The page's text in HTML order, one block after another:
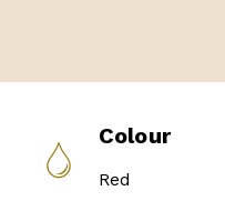
Colour
Red